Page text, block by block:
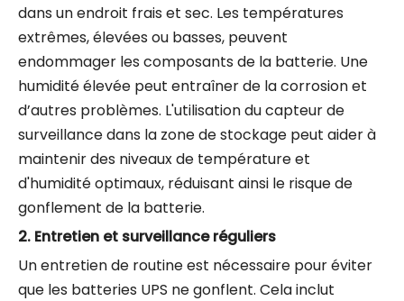
dans un endroit frais et sec. Les températures
extrêmes, élevées ou basses, peuvent
endommager les composants de la batterie. Une
humidité élevée peut entraîner de la corrosion et
d’autres problèmes. L'utilisation du capteur de
surveillance dans la zone de stockage peut aider à
maintenir des niveaux de température et
d'humidité optimaux, réduisant ainsi le risque de
gonflement de la batterie.
2. Entretien et surveillance réguliers
Un entretien de routine est nécessaire pour éviter
que les batteries UPS ne gonflent. Cela inclut